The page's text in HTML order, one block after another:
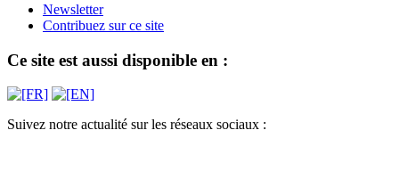
Newsletter
Contribuez sur ce site
Ce site est aussi disponible en :
Suivez notre actualité sur les réseaux sociaux :